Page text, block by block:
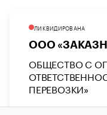
ЛИКВИДИРОВАНА
ООО
ОБЩЕСТВО С
ПЕРЕВОЗКИ»
Перевозка